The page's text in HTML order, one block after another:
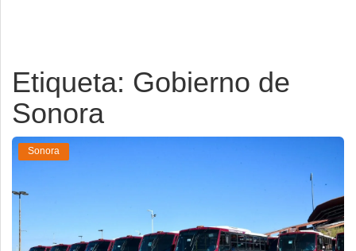
Edición Impresa
Etiqueta: Gobierno de
Sonora
Sonora